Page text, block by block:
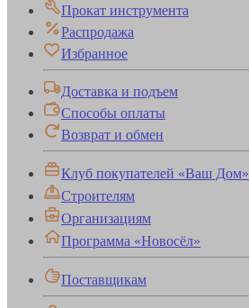
Прокат инструмента
Распродажа
Избранное
Доставка и подъем
Способы оплаты
Возврат и обмен
Клуб покупателей «Ваш Дом»
Строителям
Организациям
Программа «Новосёл»
Поставщикам